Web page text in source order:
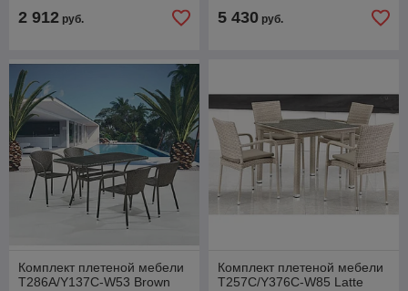
2 912 руб. 5 430 руб.
Комплект плетеной мебели
T286A/Y137C-W53 Brown
Комплект плетеной мебели
T257C/Y376C-W85 Latte